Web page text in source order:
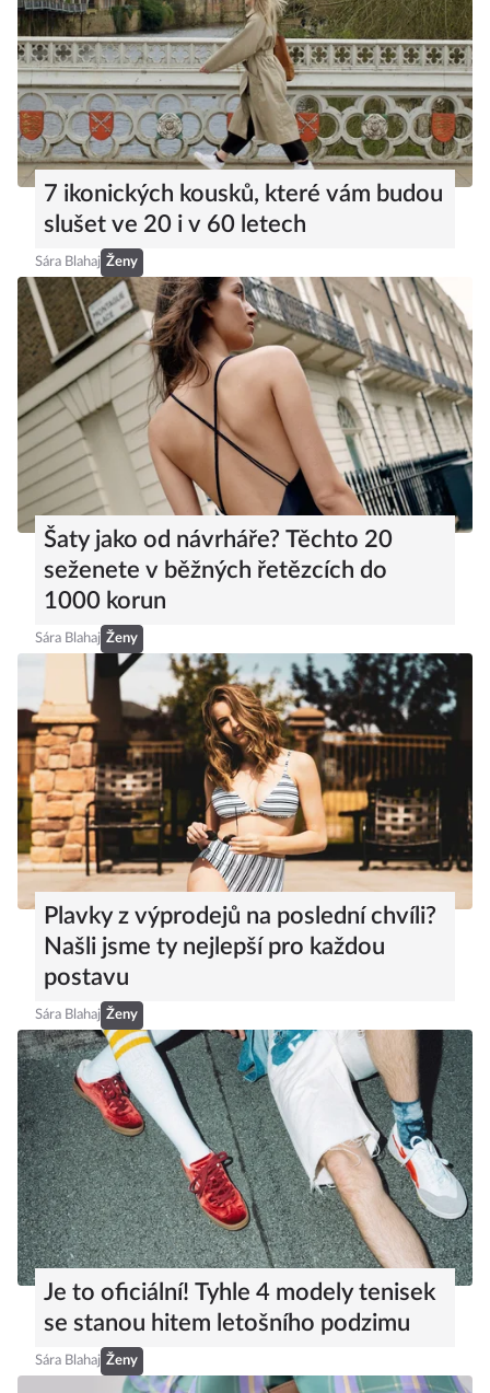
7 ikonických kousků, které vám budou
slušet ve 20 i v 60 letech
Sára Blahaj Ženy
Šaty jako od návrháře? Těchto 20
seženete v běžných řetězcích do
1000 korun
Sára Blahaj Ženy
Plavky z výprodejů na poslední chvíli?
Našli jsme ty nejlepší pro každou
postavu
Sára Blahaj Ženy
Je to oficiální! Tyhle 4 modely tenisek
se stanou hitem letošního podzimu
Sára Blahaj Ženy